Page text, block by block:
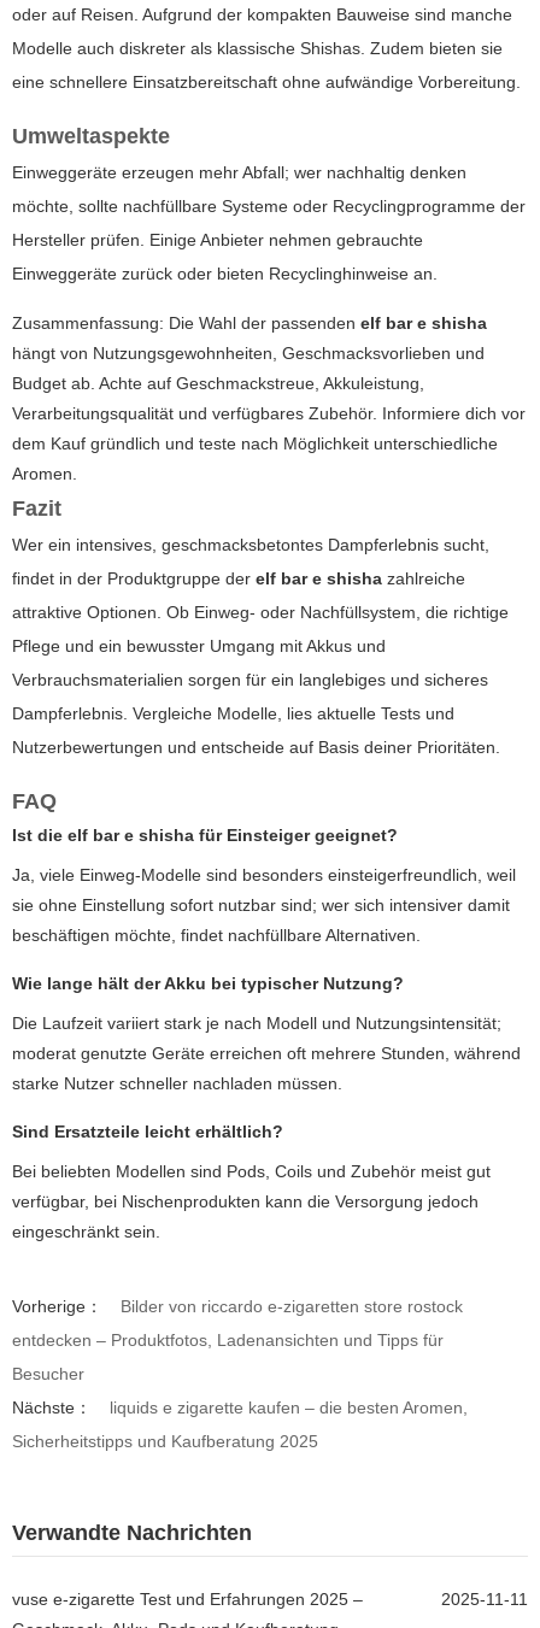
oder auf Reisen. Aufgrund der kompakten Bauweise sind manche
Modelle auch diskreter als klassische Shishas. Zudem bieten sie
eine schnellere Einsatzbereitschaft ohne aufwändige Vorbereitung.
Umweltaspekte
Einweggeräte erzeugen mehr Abfall; wer nachhaltig denken
möchte, sollte nachfüllbare Systeme oder Recyclingprogramme der
Hersteller prüfen. Einige Anbieter nehmen gebrauchte
Einweggeräte zurück oder bieten Recyclinghinweise an.
Zusammenfassung: Die Wahl der passenden elf bar e shisha
hängt von Nutzungsgewohnheiten, Geschmacksvorlieben und
Budget ab. Achte auf Geschmackstreue, Akkuleistung,
Verarbeitungsqualität und verfügbares Zubehör. Informiere dich vor
dem Kauf gründlich und teste nach Möglichkeit unterschiedliche
Aromen.
Fazit
Wer ein intensives, geschmacksbetontes Dampferlebnis sucht,
findet in der Produktgruppe der elf bar e shisha zahlreiche
attraktive Optionen. Ob Einweg- oder Nachfüllsystem, die richtige
Pflege und ein bewusster Umgang mit Akkus und
Verbrauchsmaterialien sorgen für ein langlebiges und sicheres
Dampferlebnis. Vergleiche Modelle, lies aktuelle Tests und
Nutzerbewertungen und entscheide auf Basis deiner Prioritäten.
FAQ
Ist die elf bar e shisha für Einsteiger geeignet?
Ja, viele Einweg-Modelle sind besonders einsteigerfreundlich, weil
sie ohne Einstellung sofort nutzbar sind; wer sich intensiver damit
beschäftigen möchte, findet nachfüllbare Alternativen.
Wie lange hält der Akku bei typischer Nutzung?
Die Laufzeit variiert stark je nach Modell und Nutzungsintensität;
moderat genutzte Geräte erreichen oft mehrere Stunden, während
starke Nutzer schneller nachladen müssen.
Sind Ersatzteile leicht erhältlich?
Bei beliebten Modellen sind Pods, Coils und Zubehör meist gut
verfügbar, bei Nischenprodukten kann die Versorgung jedoch
eingeschränkt sein.
Vorherige：
Bilder von riccardo e-zigaretten store rostock
entdecken – Produktfotos, Ladenansichten und Tipps für
Besucher
Nächste：
liquids e zigarette kaufen – die besten Aromen,
Sicherheitstipps und Kaufberatung 2025
Verwandte Nachrichten
2025-11-11
vuse e-zigarette Test und Erfahrungen 2025 –